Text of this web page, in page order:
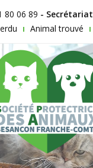
80 06 89 - Secrétariat
Animal trouvé